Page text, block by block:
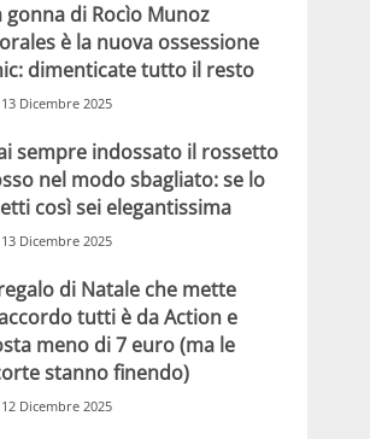
gonna di Rocìo Munoz
è la nuova ossessione
dimenticate tutto il resto
13 Dicembre 2025
sempre indossato il rossetto
nel modo sbagliato: se lo
così sei elegantissima
13 Dicembre 2025
di Natale che mette
tutti è da Action e
meno di 7 euro (ma le
stanno finendo)
12 Dicembre 2025